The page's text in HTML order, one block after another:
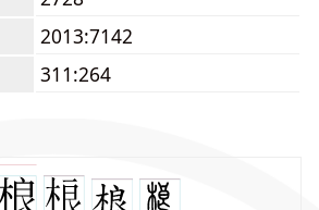
2013:7142
311:264